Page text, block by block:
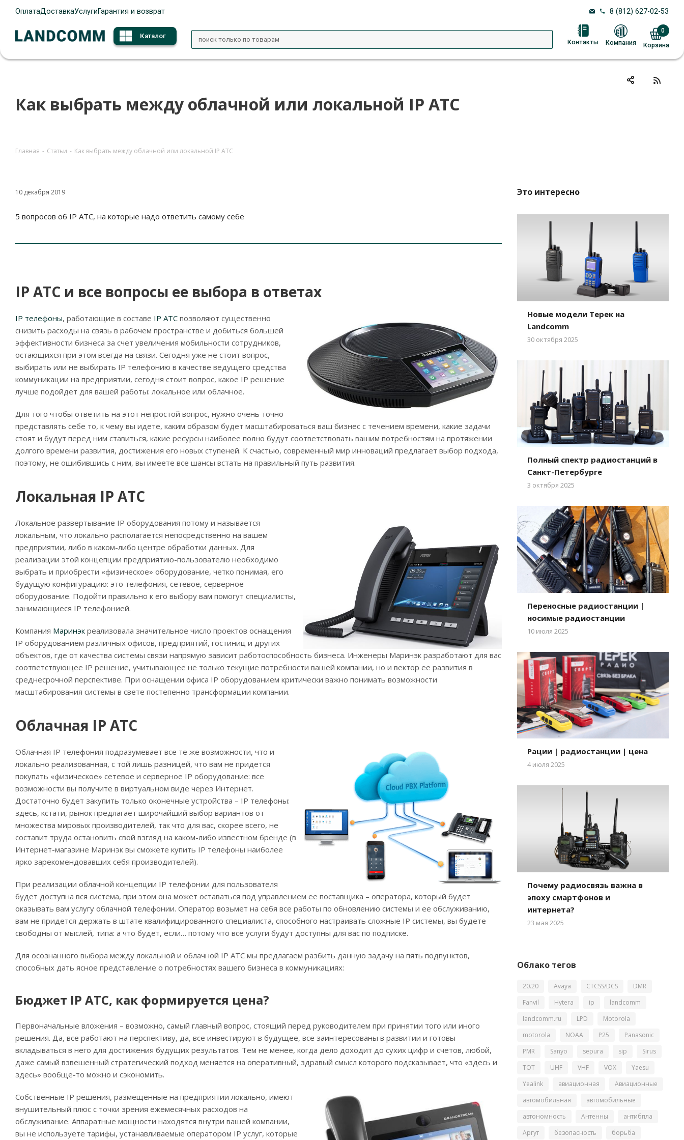
ОплатаДоставкаУслугиГарантия и возврат 8 (812) 627-02-53
Каталог
Контакты Компания Корзина
0
Как выбрать между облачной или локальной IP АТС
Главная - Статьи - Как выбрать между облачной или локальной IP АТС
10 декабря 2019
5 вопросов об IP АТС, на которые надо ответить самому себе
IP АТС и все вопросы ее выбора в ответах
IP телефоны, работающие в составе IP АТС позволяют существенно
снизить расходы на связь в рабочем пространстве и добиться большей
эффективности бизнеса за счет увеличения мобильности сотрудников,
остающихся при этом всегда на связи. Сегодня уже не стоит вопрос,
выбирать или не выбирать IP телефонию в качестве ведущего средства
коммуникации на предприятии, сегодня стоит вопрос, какое IP решение
лучше подойдет для вашей работы: локальное или облачное.
Для того чтобы ответить на этот непростой вопрос, нужно очень точно
представлять себе то, к чему вы идете, каким образом будет масштабироваться ваш бизнес с течением времени, какие задачи
стоят и будут перед ним ставиться, какие ресурсы наиболее полно будут соответствовать вашим потребностям на протяжении
долгого времени развития, достижения его новых ступеней. К счастью, современный мир инноваций предлагает выбор подхода,
поэтому, не ошибившись с ним, вы имеете все шансы встать на правильный путь развития.
Локальная IP АТС
Локальное развертывание IP оборудования потому и называется
локальным, что локально располагается непосредственно на вашем
предприятии, либо в каком-либо центре обработки данных. Для
реализации этой концепции предприятию-пользователю необходимо
выбрать и приобрести «физическое» оборудование, четко понимая, его
будущую конфигурацию: это телефония, сетевое, серверное
оборудование. Подойти правильно к его выбору вам помогут специалисты,
занимающиеся IP телефонией.
Компания Маринэк реализовала значительное число проектов оснащения
IP оборудованием различных офисов, предприятий, гостиниц и других
объектов, где от качества системы связи напрямую зависит работоспособность бизнеса. Инженеры Маринэк разработают для вас
соответствующее IP решение, учитывающее не только текущие потребности вашей компании, но и вектор ее развития в
среднесрочной перспективе. При оснащении офиса IP оборудованием критически важно понимать возможности
масштабирования системы в свете постепенно трансформации компании.
Облачная IP АТС
Облачная IP телефония подразумевает все те же возможности, что и
локально реализованная, с той лишь разницей, что вам не придется
покупать «физическое» сетевое и серверное IP оборудование: все
возможности вы получите в виртуальном виде через Интернет.
Достаточно будет закупить только оконечные устройства – IP телефоны:
здесь, кстати, рынок предлагает широчайший выбор вариантов от
множества мировых производителей, так что для вас, скорее всего, не
составит труда остановить свой взгляд на каком-либо известном бренде (в
Интернет-магазине Маринэк вы сможете купить IP телефоны наиболее
ярко зарекомендовавших себя производителей).
При реализации облачной концепции IP телефонии для пользователя
будет доступна вся система, при этом она может оставаться под управлением ее поставщика – оператора, который будет
оказывать вам услугу облачной телефонии. Оператор возьмет на себя все работы по обновлению системы и ее обслуживанию,
вам не придется держать в штате квалифицированного специалиста, способного настраивать сложные IP системы, вы будете
свободны от мыслей, типа: а что будет, если… потому что все услуги будут доступны для вас по подписке.
Для осознанного выбора между локальной и облачной IP АТС мы предлагаем разбить данную задачу на пять подпунктов,
способных дать ясное представление о потребностях вашего бизнеса в коммуникациях:
Бюджет IP АТС, как формируется цена?
Первоначальные вложения – возможно, самый главный вопрос, стоящий перед руководителем при принятии того или иного
решения. Да, все работают на перспективу, да, все инвестируют в будущее, все заинтересованы в развитии и готовы
вкладываться в него для достижения будущих результатов. Тем не менее, когда дело доходит до сухих цифр и счетов, любой,
даже самый взвешенный стратегический подход меняется на оперативный, здравый смысл которого подсказывает, что «здесь и
здесь» вообще-то можно и сэкономить.
Собственные IP решения, размещенные на предприятии локально, имеют
внушительный плюс с точки зрения ежемесячных расходов на
обслуживание. Аппаратные мощности находятся внутри вашей компании,
вы не используете тарифы, устанавливаемые оператором IP услуг, которые
Это интересно
Новые модели Терек на
Landcomm
30 октября 2025
Полный спектр радиостанций в
Санкт-Петербурге
3 октября 2025
Переносные радиостанции |
носимые радиостанции
10 июля 2025
Рации | радиостанции | цена
4 июля 2025
Почему радиосвязь важна в
эпоху смартфонов и
интернета?
23 мая 2025
Облако тегов
20.20 Avaya CTCSS/DCS
DMR
Fanvil
Hytera ip
landcomm
landcomm.ru
LPD
Motorola
motorola
NOAA P25
Panasonic
PMR
Sanyo sepura sip
Sirus
TOT
UHF VHF VOX
Yaesu
Yealink
авиационная
Авиационные
автомобильная
автомобильные
автономность
Антенны
антибпла
Аргут
безопасность
борьба